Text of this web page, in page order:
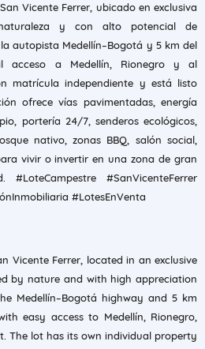
Vicente Ferrer, ubicado en exclusiva
y con alto potencial de
autopista Medellín–Bogotá y 5 km del
acceso a Medellín, Rionegro y al
matrícula independiente y está listo
ofrece vías pavimentadas, energía
portería 24/7, senderos ecológicos,
nativo, zonas BBQ, salón social,
vivir o invertir en una zona de gran
#SanVicenteFerrer
#LotesEnVenta
Vicente Ferrer, located in an exclusive
by nature and with high appreciation
Medellín–Bogotá highway and 5 km
easy access to Medellín, Rionegro,
The lot has its own individual property